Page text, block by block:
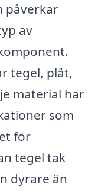
påverkar
av
tegel, plåt,
material har
som
för
tegel tak
dyrare än